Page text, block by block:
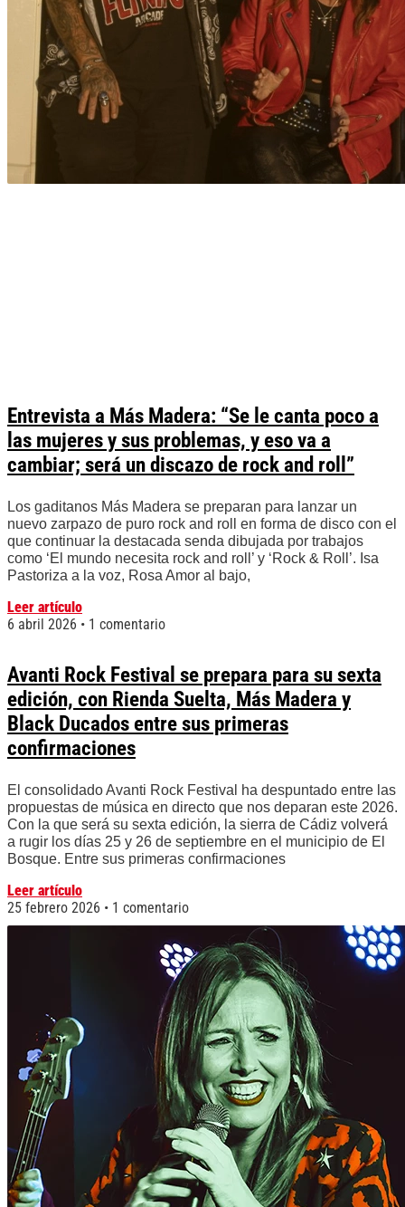
Entrevista a Más Madera: “Se le canta poco a
las mujeres y sus problemas, y eso va a
cambiar; será un discazo de rock and roll”
Los gaditanos Más Madera se preparan para lanzar un
nuevo zarpazo de puro rock and roll en forma de disco con el
que continuar la destacada senda dibujada por trabajos
como ‘El mundo necesita rock and roll’ y ‘Rock & Roll’. Isa
Pastoriza a la voz, Rosa Amor al bajo,
Leer artículo
6 abril 2026
1 comentario
Avanti Rock Festival se prepara para su sexta
edición, con Rienda Suelta, Más Madera y
Black Ducados entre sus primeras
confirmaciones
El consolidado Avanti Rock Festival ha despuntado entre las
propuestas de música en directo que nos deparan este 2026.
Con la que será su sexta edición, la sierra de Cádiz volverá
a rugir los días 25 y 26 de septiembre en el municipio de El
Bosque. Entre sus primeras confirmaciones
Leer artículo
25 febrero 2026
1 comentario